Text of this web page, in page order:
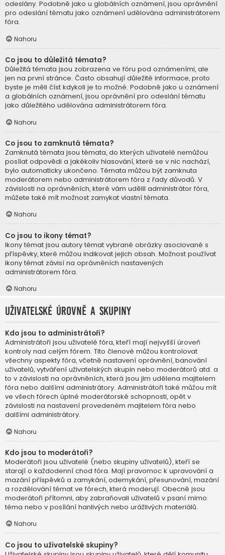
odeslány. Podobně jako u globálních oznámení, jsou oprávnění
pro odeslání tématu jako oznámení udělována administrátorem
fóra.
Nahoru
Co jsou to důležitá témata?
Důležitá témata jsou zobrazena ve fóru pod oznámeními, ale
jen na první stránce. Často obsahují důležité informace, proto
byste je měli číst kdykoli je to možné. Podobně jako u oznámení
a globálních oznámení, jsou oprávnění pro odeslání tématu
jako důležitého udělována administrátorem fóra.
Nahoru
Co jsou to zamknutá témata?
Zamknutá témata jsou témata, do kterých uživatelé nemůžou
posílat odpovědi a jakékoliv hlasování, které se v nic nachází,
bylo automaticky ukončeno. Témata můžou být zamknuta
moderátorem nebo administrátorem fóra z řady důvodů. V
závislosti na oprávněních, které vám udělil administrátor fóra,
můžete také mít možnost zamykat vlastní témata.
Nahoru
Co jsou to ikony témat?
Ikony témat jsou autory témat vybrané obrázky asociované s
příspěvky, které můžou indikovat jejich obsah. Možnost používat
ikony témat závisí na oprávněních nastavených
administrátorem fóra.
Nahoru
Uživatelské úrovně a skupiny
Kdo jsou to administrátoři?
Administrátoři jsou uživatelé fóra, kteří mají nejvyšší úroveň
kontroly nad celým fórem. Tito členové můžou kontrolovat
všechny aspekty fóra, včetně nastavení oprávnění, banování
uživatelů, vytváření uživatelských skupin nebo moderátorů atd. a
to v závislosti na oprávněních, která jsou jim udělena majitelem
fóra nebo dalšími administrátory. Administrátoři také můžou mít
ve všech fórech úplné moderátorské schopnosti, opět v
závislosti na nastavení provedeném majitelem fóra nebo
dalšími administrátory.
Nahoru
Kdo jsou to moderátoři?
Moderátoři jsou uživatelé (nebo skupiny uživatelů), kteří se
starají o každodenní chod fóra. Mají pravomoc k upravování a
mazání příspěvků a zamykání, odemykání, přesunování, mazání
a rozdělování témat ve fórech, která moderují. Obecně jsou
moderátoři přítomni, aby zabraňovali uživatelů v psaní mimo
téma nebo v posílání hanlivých nebo urážlivých materiálů.
Nahoru
Co jsou to uživatelské skupiny?